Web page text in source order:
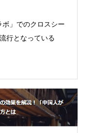
」でのクロスシー
行となっている